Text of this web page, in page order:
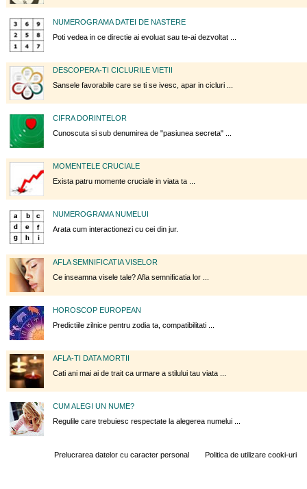
NUMEROGRAMA DATEI DE NASTERE
Poti vedea in ce directie ai evoluat sau te-ai dezvoltat ...
DESCOPERA-TI CICLURILE VIETII
Sansele favorabile care se ti se ivesc, apar in cicluri ...
CIFRA DORINTELOR
Cunoscuta si sub denumirea de "pasiunea secreta" ...
MOMENTELE CRUCIALE
Exista patru momente cruciale in viata ta ...
NUMEROGRAMA NUMELUI
Arata cum interactionezi cu cei din jur.
AFLA SEMNIFICATIA VISELOR
Ce inseamna visele tale? Afla semnificatia lor ...
HOROSCOP EUROPEAN
Predictiile zilnice pentru zodia ta, compatibilitati ...
AFLA-TI DATA MORTII
Cati ani mai ai de trait ca urmare a stilului tau viata ...
CUM ALEGI UN NUME?
Regulile care trebuiesc respectate la alegerea numelui ...
Prelucrarea datelor cu caracter personal Politica de utilizare cooki-uri